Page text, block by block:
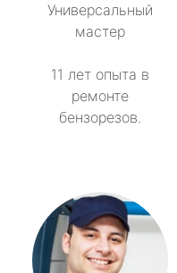
Универсальный
мастер
11 лет опыта в
ремонте
бензорезов.